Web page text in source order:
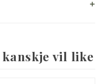
vil like